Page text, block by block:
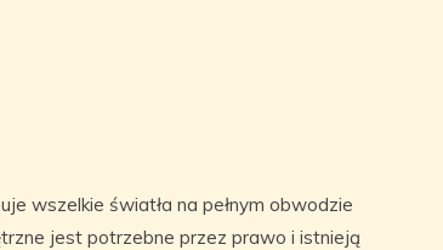
wszelkie światła na pełnym obwodzie
jest potrzebne przez prawo i istnieją